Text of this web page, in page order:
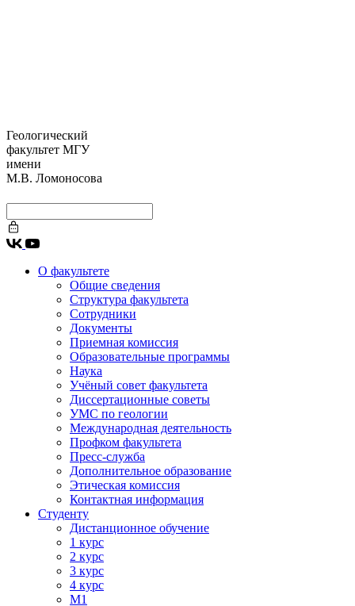
Геологический
факультет МГУ
имени
М.В. Ломоносова
О факультете
Общие сведения
Структура факультета
Сотрудники
Документы
Приемная комиссия
Образовательные программы
Наука
Учёный совет факультета
Диссертационные советы
УМС по геологии
Международная деятельность
Профком факультета
Пресс-служба
Дополнительное образование
Этическая комиссия
Контактная информация
Студенту
Дистанционное обучение
1 курс
2 курс
3 курс
4 курс
М1